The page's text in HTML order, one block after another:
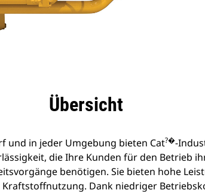
Daten
Übersicht
und in jeder Umgebung bieten Cat?�-
die Ihre Kunden für den Betrieb
benötigen. Sie bieten hohe
Dank niedriger